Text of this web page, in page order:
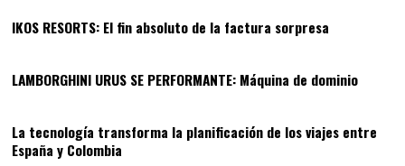
IKOS RESORTS: El fin absoluto de la factura sorpresa
LAMBORGHINI URUS SE PERFORMANTE: Máquina de dominio13
La tecnología transforma la planificación de los viajes entre
España y Colombia